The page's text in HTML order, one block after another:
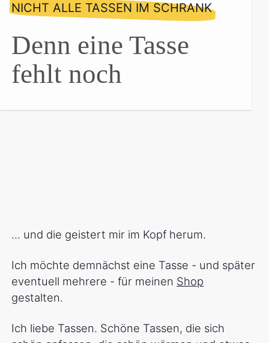
NICHT ALLE TASSEN IM SCHRANK
Denn eine Tasse
fehlt noch
... und die geistert mir im Kopf herum.
Ich möchte demnächst eine Tasse - und später
eventuell mehrere - für meinen Shop
gestalten.
Ich liebe Tassen. Schöne Tassen, die sich